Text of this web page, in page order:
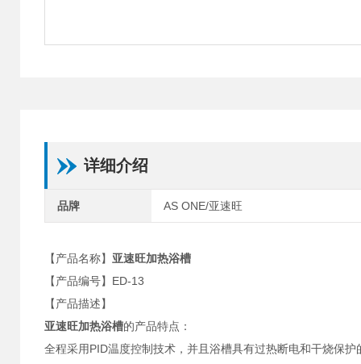
详细介绍
品牌 AS ONE/亚速旺
【产品名称】 亚速旺加热浴槽
【产品编号】ED-13
【产品描述】
亚速旺加热浴槽的产品特点：
全程采用PID温度控制技术，并且浴槽具有过热断电和干烧保护